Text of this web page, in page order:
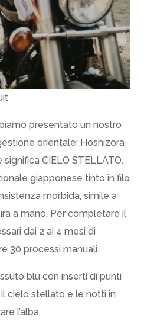
presentato un nostro
orientale: Hoshizora
CIELO STELLATO.
giapponese tinto in filo
morbida, simile a
a mano. Per completare il
dai 2 ai 4 mesi di
30 processi manuali.
blu con inserti di punti
cielo stellato e le notti in
l’alba.